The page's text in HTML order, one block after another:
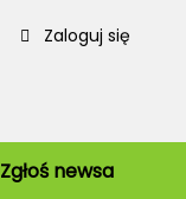
Zaloguj się
Zgłoś newsa